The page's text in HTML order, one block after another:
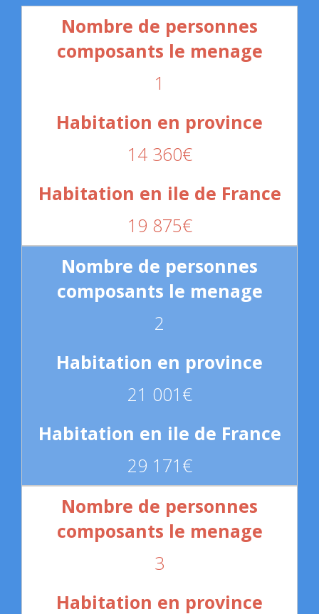
1
14 360€
19 875€
2
21 001€
29 171€
3